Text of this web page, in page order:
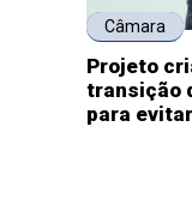
Câmara
Projeto
transição
para